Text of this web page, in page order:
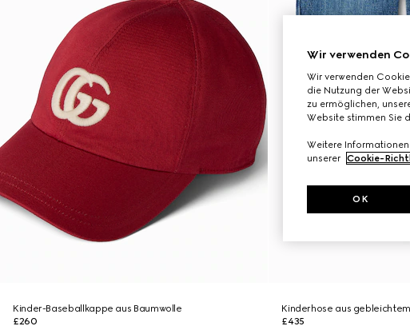
Kinder-Baseballkappe aus Baumwolle
£260
Kinderhose aus
£435
Wir verwenden
Wir verwenden
die Nutzung der
zu ermöglichen,
Website stimmen Sie
Weitere
unserer Cookie-
OK